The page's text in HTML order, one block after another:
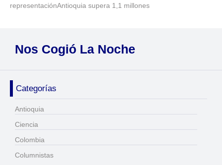
representaciónAntioquia supera 1,1 millones
Nos Cogió La Noche
Categorías
Antioquia
Ciencia
Colombia
Columnistas